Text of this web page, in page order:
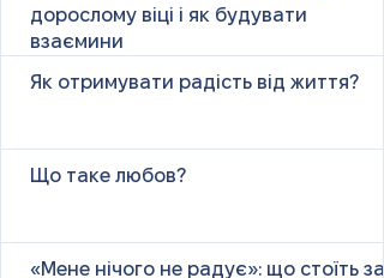
дорослому віці і як будувати
взаємини
Як отримувати радість від життя?
Що таке любов?
«Мене нічого не радує»: що стоїть за